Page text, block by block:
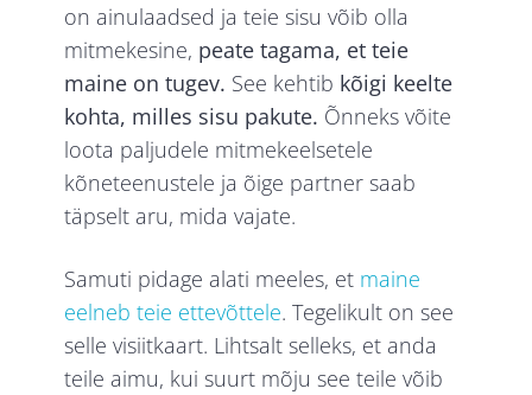
on ainulaadsed ja teie sisu võib olla
mitmekesine, peate tagama, et teie
maine on tugev. See kehtib kõigi keelte
kohta, milles sisu pakute. Õnneks võite
loota paljudele mitmekeelsetele
kõneteenustele ja õige partner saab
täpselt aru, mida vajate.
Samuti pidage alati meeles, et maine
eelneb teie ettevõttele. Tegelikult on see
selle visiitkaart. Lihtsalt selleks, et anda
teile aimu, kui suurt mõju see teile võib